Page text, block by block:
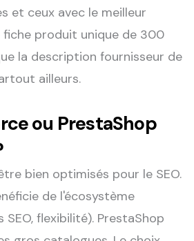
et ceux avec le meilleur
fiche produit unique de 300
la description fournisseur de
ailleurs.
ou PrestaShop
bien optimisés pour le SEO.
de l'écosystème
SEO, flexibilité). PrestaShop